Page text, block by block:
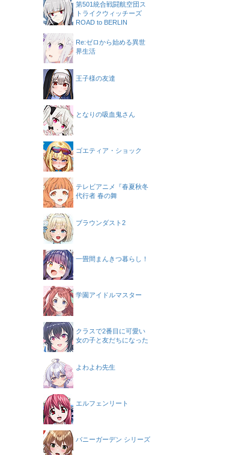
第501統合戦闘航空団ス
トライクウィッチーズ
ROAD to BERLIN
Re:ゼロから始める異世
界生活
王子様の友達
となりの吸血鬼さん
ゴエティア・ショック
テレビアニメ『春夏秋冬
代行者 春の舞
ブラウンダスト2
一畳間まんきつ暮らし！
学園アイドルマスター
クラスで2番目に可愛い
女の子と友だちになった
よわよわ先生
エルフェンリート
バニーガーデン シリーズ